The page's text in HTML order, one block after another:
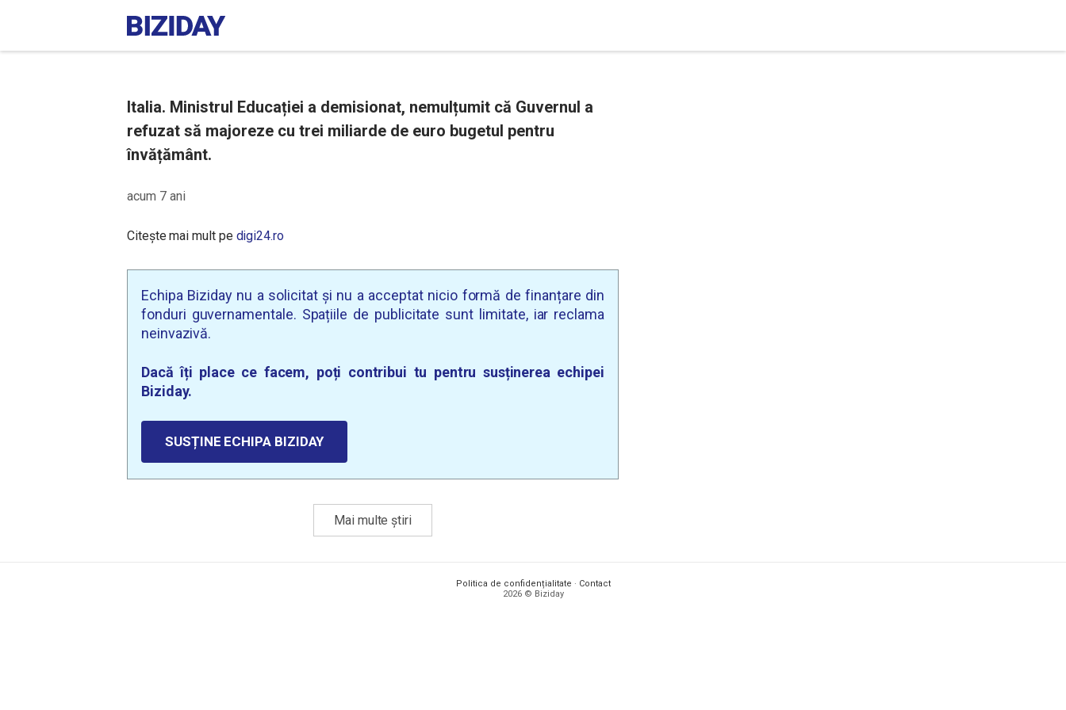
Italia. Ministrul Educației a demisionat, nemulțumit că Guvernul a
refuzat să majoreze cu trei miliarde de euro bugetul pentru
învățământ.
acum 7 ani
Citește mai mult pe digi24.ro
Echipa Biziday nu a solicitat și nu a acceptat nicio formă de finanțare din
fonduri guvernamentale. Spațiile de publicitate sunt limitate, iar reclama
neinvazivă.
Dacă îți place ce facem, poți contribui tu pentru susținerea echipei
Biziday.
SUSȚINE ECHIPA BIZIDAY
Mai multe știri
Politica de confidențialitate · Contact
2026 © Biziday